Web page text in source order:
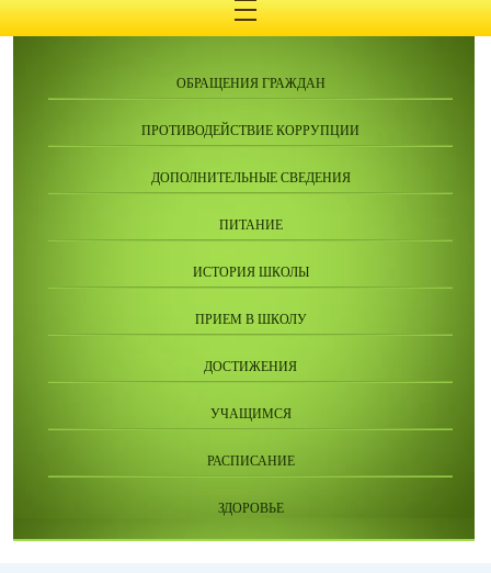
ОБРАЩЕНИЯ ГРАЖДАН
ПРОТИВОДЕЙСТВИЕ КОРРУПЦИИ
ДОПОЛНИТЕЛЬНЫЕ СВЕДЕНИЯ
ПИТАНИЕ
ИСТОРИЯ ШКОЛЫ
ПРИЕМ В ШКОЛУ
ДОСТИЖЕНИЯ
УЧАЩИМСЯ
РАСПИСАНИЕ
ЗДОРОВЬЕ